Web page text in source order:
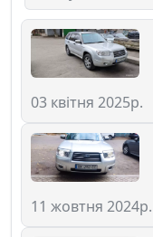
03 квітня 2025р.
11 жовтня 2024р.